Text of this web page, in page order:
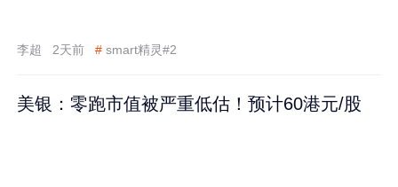
李超 2天前 # smart精灵#2
美银：零跑市值被严重低估！预计60港元/股